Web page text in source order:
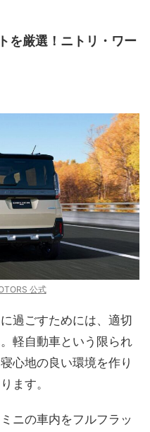
を厳選！ニトリ・ワー
公式
過ごすためには、適切
軽自動車という限られ
心地の良い環境を作り
ます。
ニの車内をフルフラッ